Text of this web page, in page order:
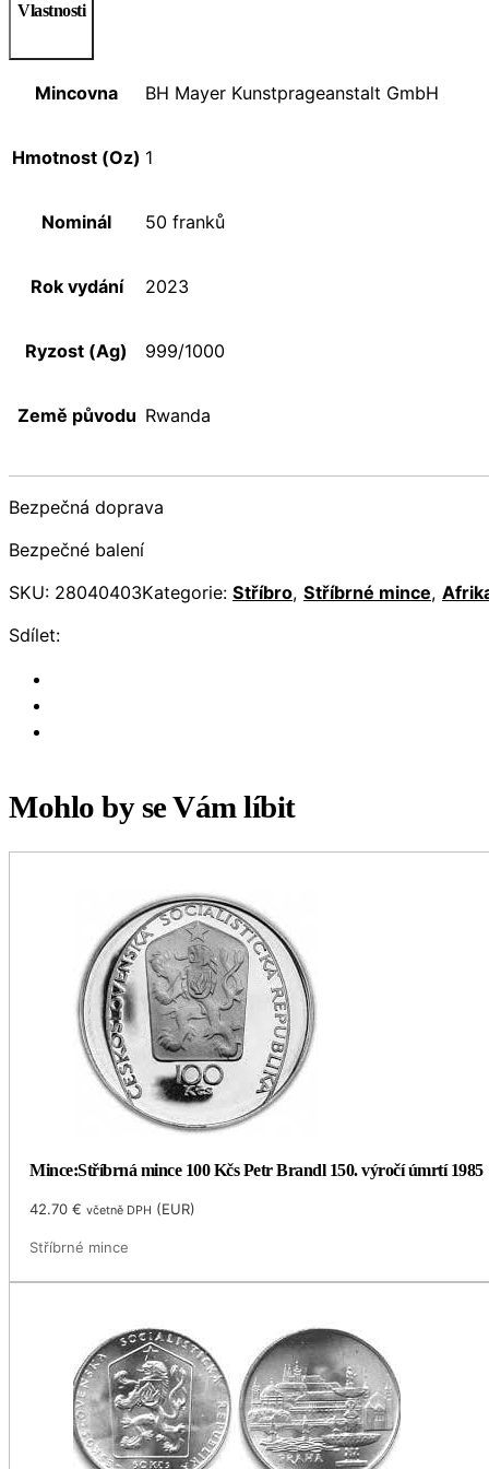
Vlastnosti
Mincovna BH Mayer Kunstprageanstalt GmbH
Hmotnost (Oz) 1
Nominál 50 franků
Rok vydání 2023
Ryzost (Ag) 999/1000
Země původu Rwanda
Bezpečná doprava
Bezpečné balení
SKU: 28040403Kategorie: Stříbro, Stříbrné mince,
Sdílet:
Mohlo by se Vám líbit
Mince:Stříbrná mince 100 Kčs Petr Brandl 150. výročí úmrtí 1985
42.70€ včetně DPH (EUR)
Stříbrné mince